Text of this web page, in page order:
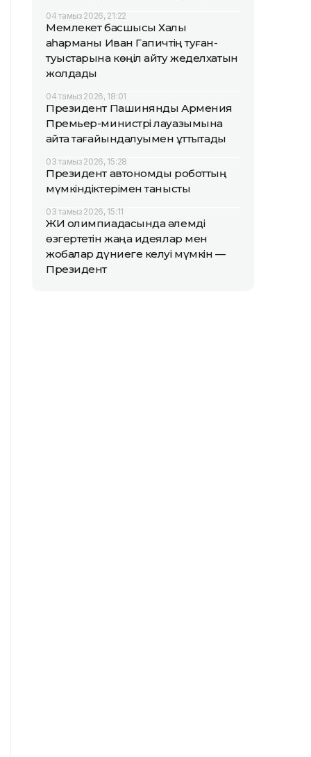
04 тамыз 2026, 21:22
Мемлекет басшысы Халық
қаһарманы Иван Гапичтің туған-
туыстарына көңіл айту жеделхатын
жолдады
04 тамыз 2026, 18:01
Президент Пашинянды Армения
Премьер-министрі лауазымына
қайта тағайындалуымен құттықтады
03 тамыз 2026, 15:28
Президент автономды роботтың
мүмкіндіктерімен танысты
03 тамыз 2026, 15:11
ЖИ олимпиадасында әлемді
өзгертетін жаңа идеялар мен
жобалар дүниеге келуі мүмкін —
Президент